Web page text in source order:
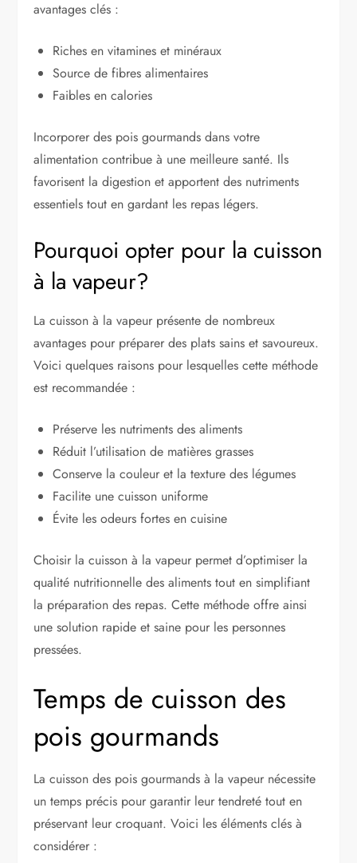
avantages clés :
Riches en vitamines et minéraux
Source de fibres alimentaires
Faibles en calories
Incorporer des pois gourmands dans votre
alimentation contribue à une meilleure santé. Ils
favorisent la digestion et apportent des nutriments
essentiels tout en gardant les repas légers.
Pourquoi opter pour la cuisson
à la vapeur?
La cuisson à la vapeur présente de nombreux
avantages pour préparer des plats sains et savoureux.
Voici quelques raisons pour lesquelles cette méthode
est recommandée :
Préserve les nutriments des aliments
Réduit l’utilisation de matières grasses
Conserve la couleur et la texture des légumes
Facilite une cuisson uniforme
Évite les odeurs fortes en cuisine
Choisir la cuisson à la vapeur permet d’optimiser la
qualité nutritionnelle des aliments tout en simplifiant
la préparation des repas. Cette méthode offre ainsi
une solution rapide et saine pour les personnes
pressées.
Temps de cuisson des
pois gourmands
La cuisson des pois gourmands à la vapeur nécessite
un temps précis pour garantir leur tendreté tout en
préservant leur croquant. Voici les éléments clés à
considérer :